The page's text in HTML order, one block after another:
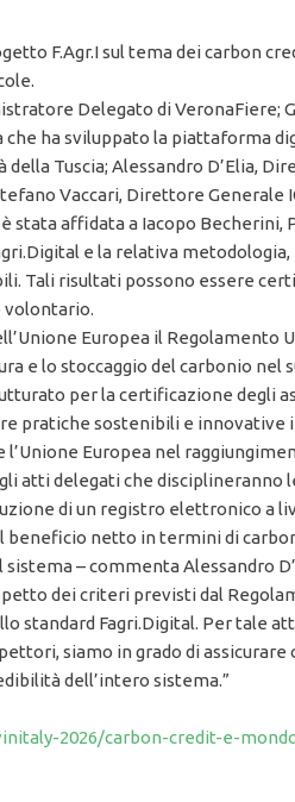
F.Agr.I sul tema dei carbon
Delegato di VeronaFiere;
ha sviluppato la piattaforma
Tuscia; Alessandro D’Elia,
Vaccari, Direttore Generale
stata affidata a Iacopo
e la relativa
Tali risultati possono essere
volontario.
Europea il Regolamento
e lo stoccaggio del carbonio
per la certificazione degli
pratiche sostenibili e
Europea nel
atti delegati che
di un registro elettronico a
netto in termini di
– commenta Alessandro
dei criteri previsti dal
standard Fagri.Digital. Per tale
siamo in grado di
dell’intero sistema.”
2026/carbon-credit-e-